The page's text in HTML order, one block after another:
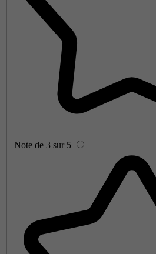
Note de 3 sur 5